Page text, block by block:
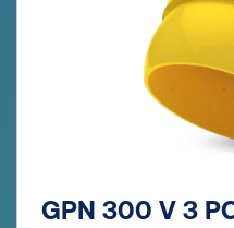
GPN 300 V 3